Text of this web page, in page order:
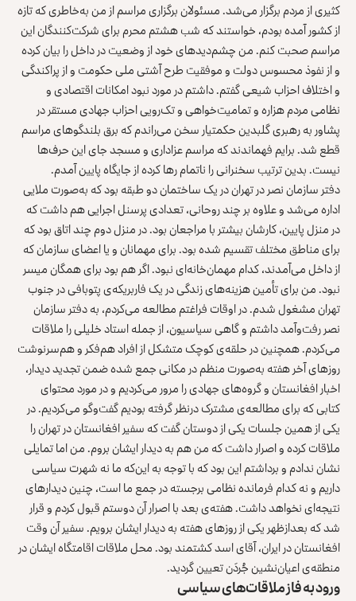
کثیری از مردم برگزار می‌شد. مسئولان برگزاری مراسم از من به‌خاطری که تازه
از کشور آمده بودم، خواستند که شب هشتم محرم برای شرکت‌کنندگان این
مراسم صحبت کنم. من چشم‌دیدهای خود از وضعیت در داخل را بیان کرده
و از نفوذ محسوس دولت و موفقیت طرح آشتی ملی حکومت و از پراکندگی
و اختلاف احزاب شیعی گفتم. داشتم در مورد نبود امکانات اقتصادی و
نظامی مردم هزاره و تمامیت‌خواهی و تک‌رویی احزاب جهادی مستقر در
پشاور به ‌رهبری گلبدین حکمتیار سخن می‌راندم که برق بلندگوهای مراسم
قطع شد. برایم فهماندند که مراسم عزاداری و مسجد جای این‌ حرف‌ها
نیست. بدین ترتیب سخنرانی را ناتمام رها کرده از جایگاه پایین آمدم.
دفتر سازمان نصر در تهران در یک ساختمان دو طبقه بود که به‌صورت ملایی
اداره می‌شد و علاوه بر چند روحانی، تعدادی پرسنل اجرایی هم داشت که
در منزل پایین، کارشان بیشتر با مراجعان بود. در منزل دوم چند اتاق بود که
برای مناطق مختلف تقسیم شده بود. برای مهمانان و یا اعضای سازمان که
از داخل می‌آمدند، کدام مهمان‌خانه‌ای نبود. اگر هم بود برای همگان میسر
نبود. من برای تأمین هزینه‌های زندگی در یک فاربریکه‌ی پتوبافی در جنوب
تهران مشغول شدم. در اوقات فراغتم مطالعه می‌کردم، به دفتر سازمان
نصر رفت‌وآمد داشتم و گاهی سیاسیون، از جمله استاد خلیلی را ملاقات
می‌کردم. همچنین در حلقه‌ی کوچک متشکل از افراد هم‌فکر و هم‌سرنوشت
روزهای آخر هفته به‌صورت منظم در مکانی جمع شده ضمن تجدید دیدار،
اخبار افغانستان و گروه‌های جهادی را مرور می‌کردیم و در مورد محتوای
کتابی که برای مطالعه‌ی مشترک درنظر گرفته بودیم گفت‌وگو می‌کردیم. در
یکی از همین جلسات یکی از دوستان گفت که سفیر افغانستان در تهران را
ملاقات کرده و اصرار داشت که من هم به دیدار ایشان بروم. من اما تمایلی
نشان ندادم و برداشتم این بود که با توجه به این‌که ما نه شهرت سیاسی
داریم و نه کدام فرمانده نظامی برجسته در جمع ما است، چنین دیدارهای
نتیجه‌ای نخواهد داشت. هفته‌ی بعد با اصرار آن دوستم قبول کردم و قرار
شد که بعدازظهر یکی از روزهای هفته به دیدار ایشان برویم. سفیر آن وقت
افغانستان در ایران، آقای اسد کشتمند بود. محل ملاقات اقامتگاه ایشان در
منطقه‌ی اعیان‌نشین جُردَن تعیین گردید.
ورود به فاز ملاقات‌های سیاسی